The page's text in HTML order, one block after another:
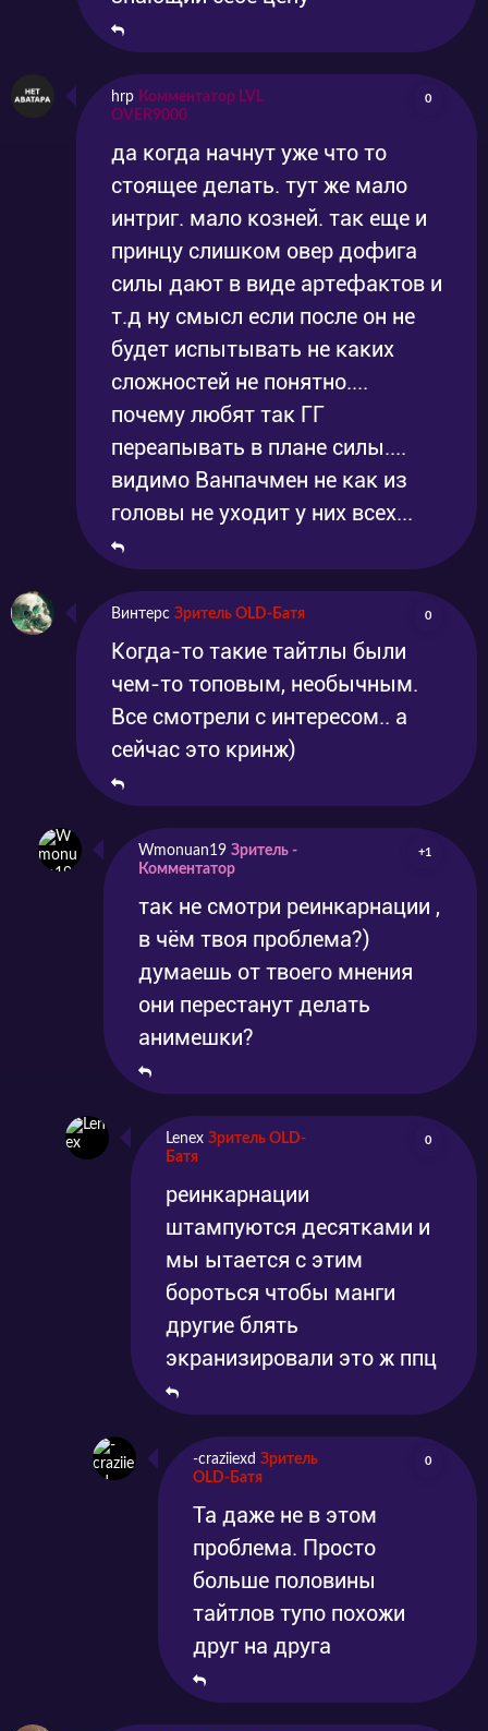
hrp Комментатор LVL
OVER9000
0
да когда начнут уже что то
стоящее делать. тут же мало
интриг. мало козней. так еще и
принцу слишком овер дофига
силы дают в виде артефактов и
т.д ну смысл если после он не
будет испытывать не каких
сложностей не понятно....
почему любят так ГГ
переапывать в плане силы....
видимо Ванпачмен не как из
головы не уходит у них всех...
Винтерс Зритель OLD-Батя 0
Когда-то такие тайтлы были
чем-то топовым, необычным.
Все смотрели с интересом.. а
сейчас это кринж)
Wmonuan19 Зритель -
Комментатор
+1
так не смотри реинкарнации ,
в чём твоя проблема?)
думаешь от твоего мнения
они перестанут делать
анимешки?
Lenex Зритель OLD-
Батя
0
реинкарнации
штампуются десятками и
мы ытается с этим
бороться чтобы манги
другие блять
экранизировали это ж ппц
-craziiexd Зритель
OLD-Батя
0
Та даже не в этом
проблема. Просто
больше половины
тайтлов тупо похожи
друг на друга